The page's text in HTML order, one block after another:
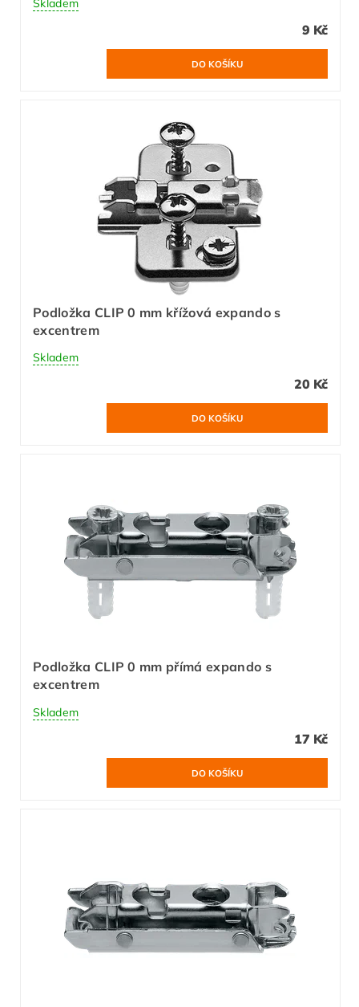
Skladem
9 Kč
Podložka CLIP 0 mm křížová expando s
excentrem
Skladem
20 Kč
Podložka CLIP 0 mm přímá expando s
excentrem
Skladem
17 Kč